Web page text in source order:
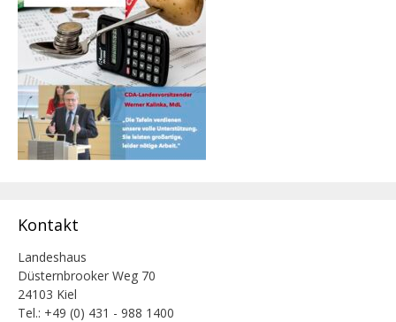
Kontakt
Landeshaus
Düsternbrooker Weg 70
24103 Kiel
Tel.: +49 (0) 431 - 988 1400